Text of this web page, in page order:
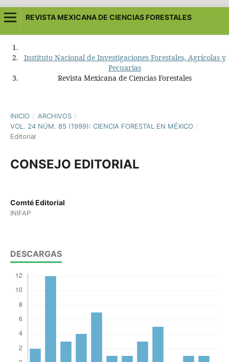
REVISTA MEXICANA DE CIENCIAS FORESTALES
Instituto Nacional de Investigaciones Forestales, Agrícolas y
Pecuarias
Revista Mexicana de Ciencias Forestales
INICIO / ARCHIVOS /
VOL. 24 NÚM. 85 (1999): CIENCIA FORESTAL EN MÉXICO /
Editorial
CONSEJO EDITORIAL
Comté Editorial
INIFAP
DESCARGAS